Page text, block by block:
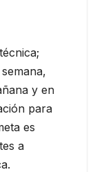
y en
para
es
a